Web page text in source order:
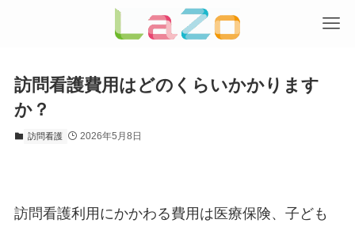
訪問看護費用はどのくらいかかります
か？
訪問看護 2026年5月8日
訪問看護利用にかかわる費用は医療保険、子ども